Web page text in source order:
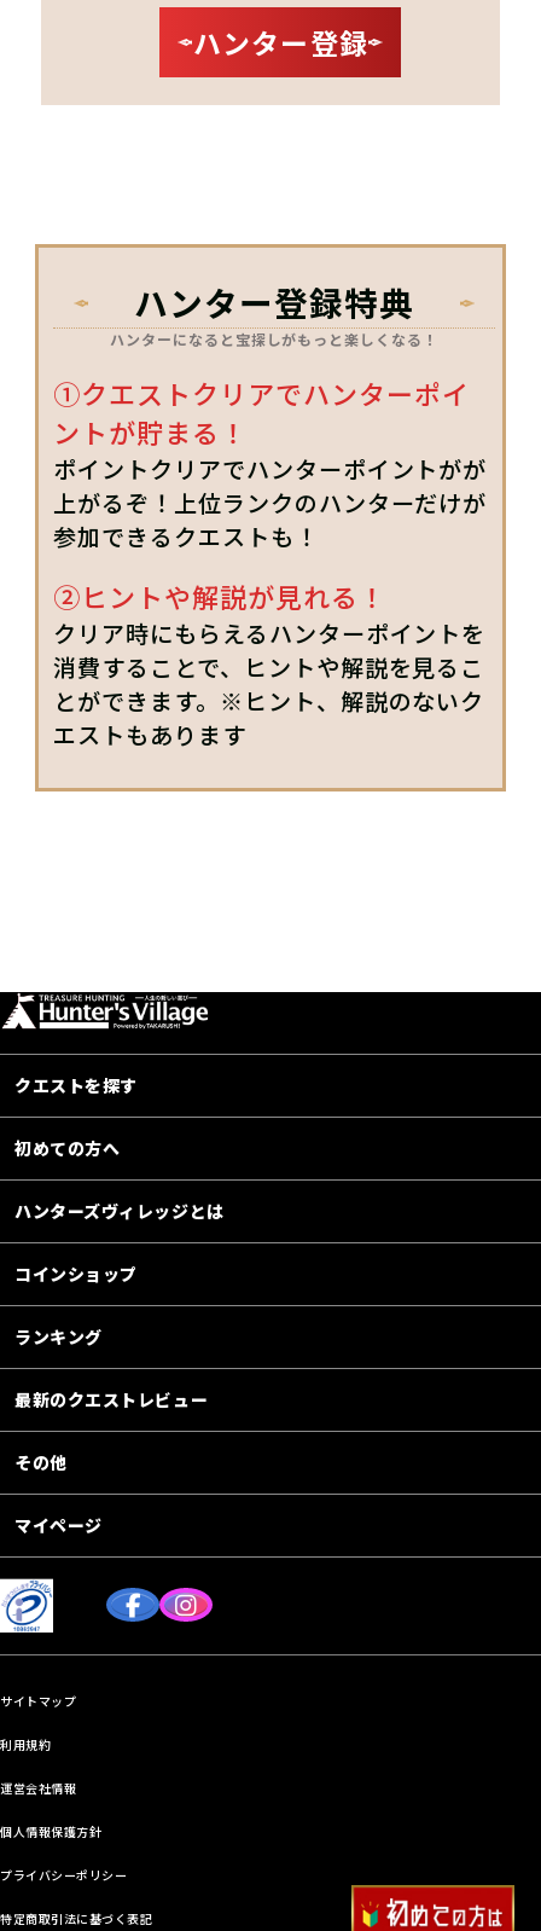
ハンター登録
ハンター登録特典
ハンターになると宝探しがもっと楽しくなる！
①クエストクリアでハンターポイ
ントが貯まる！
ポイントクリアでハンターポイントがが
上がるぞ！上位ランクのハンターだけが
参加できるクエストも！
②ヒントや解説が見れる！
クリア時にもらえるハンターポイントを
消費することで、ヒントや解説を見るこ
とができます。※ヒント、解説のないク
エストもあります
クエストを探す
初めての方へ
ハンターズヴィレッジとは
コインショップ
ランキング
最新のクエストレビュー
その他
マイページ
サイトマップ
利用規約
運営会社情報
個人情報保護方針
プライバシーポリシー
特定商取引法に基づく表記